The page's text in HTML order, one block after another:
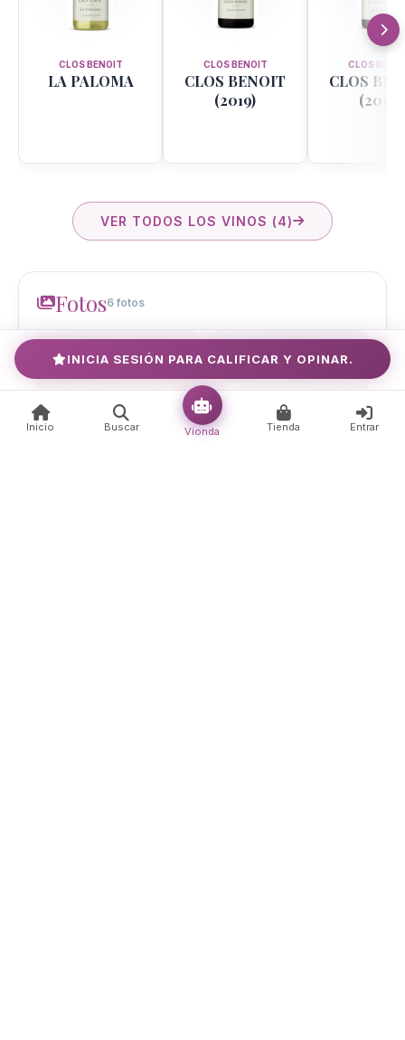
CLOS BENOIT
LA PALOMA
CLOS BENOIT
CLOS BENOIT
(2019)
CLOS
CLOS
(2018)
VER TODOS LOS VINOS (4)
Fotos6 fotos
INICIA SESIÓN PARA CALIFICAR Y OPINAR.
Inicio Buscar Vionda Tienda Entrar